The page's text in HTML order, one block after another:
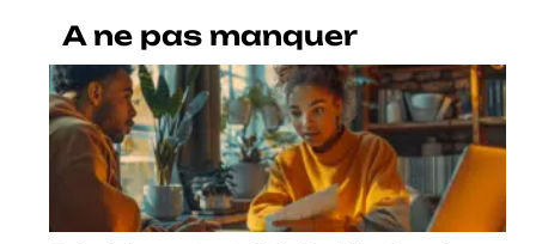
A ne pas manquer